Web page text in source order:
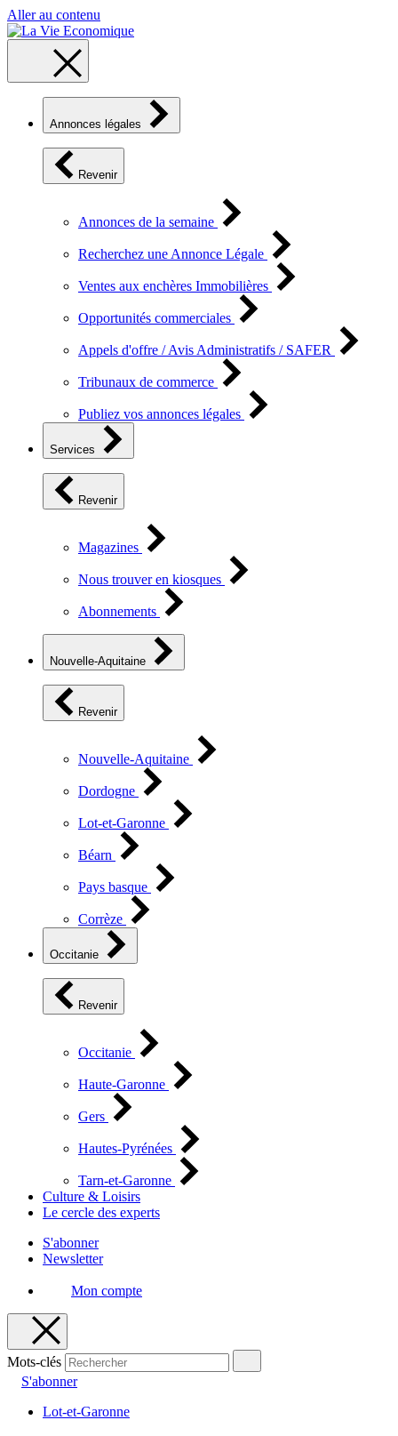
Aller au contenu
Annonces légales
Revenir
Annonces de la semaine
Recherchez une Annonce Légale
Ventes aux enchères Immobilières
Opportunités commerciales
Appels d'offre / Avis Administratifs / SAFER
Tribunaux de commerce
Publiez vos annonces légales
Services
Revenir
Magazines
Nous trouver en kiosques
Abonnements
Nouvelle-Aquitaine
Revenir
Nouvelle-Aquitaine
Dordogne
Lot-et-Garonne
Béarn
Pays basque
Corrèze
Occitanie
Revenir
Occitanie
Haute-Garonne
Gers
Hautes-Pyrénées
Tarn-et-Garonne
Culture & Loisirs
Le cercle des experts
S'abonner
Newsletter
Mon compte
Mots-clés
S'abonner
Lot-et-Garonne